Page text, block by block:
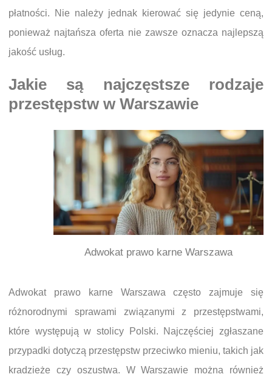
płatności. Nie należy jednak kierować się jedynie ceną,
ponieważ najtańsza oferta nie zawsze oznacza najlepszą
jakość usług.
Jakie są najczęstsze rodzaje
przestępstw w Warszawie
Adwokat prawo karne Warszawa
Adwokat prawo karne Warszawa często zajmuje się
różnorodnymi sprawami związanymi z przestępstwami,
które występują w stolicy Polski. Najczęściej zgłaszane
przypadki dotyczą przestępstw przeciwko mieniu, takich jak
kradzieże czy oszustwa. W Warszawie można również